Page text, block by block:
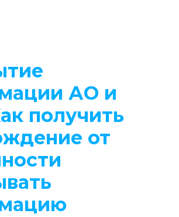
АО и
получить
от